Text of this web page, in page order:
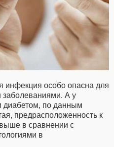
инфекция особо опасна для
заболеваниями. А у
диабетом, по данным
предрасположенность к
в сравнении с
в